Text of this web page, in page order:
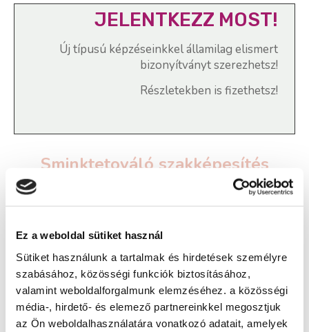
Ez a weboldal sütiket használ
Sütiket használunk a tartalmak és hirdetések személyre
szabásához, közösségi funkciók biztosításához,
valamint weboldalforgalmunk elemzéséhez. a közösségi
média-, hirdető- és elemező partnereinkkel megosztjuk
az Ön weboldalhasználatára vonatkozó adatait, amelyek
JELENTKEZZ MOST!
Új típusú képzéseinkkel államilag elismert
bizonyítványt szerezhetsz!
Részletekben is fizethetsz!
Sminktetováló szakképesítés
tanfolyam - Gyöngyös
Képzés ára:
769 000 Ft
Képzés típusa:
Szakképesítés